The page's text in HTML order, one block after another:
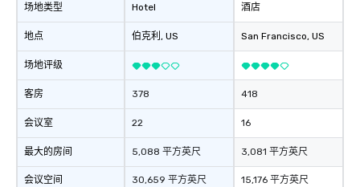
场地类型
地点
场地评级
客房
会议室
最大的房间
会议空间
Hotel
伯克利 , US
378
22
5,088 平方英尺
30,659 平方英尺
酒店
San Francisco, US
418
16
3,081 平方英尺
15,176 平方英尺